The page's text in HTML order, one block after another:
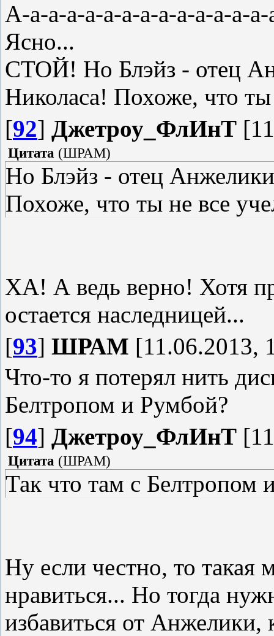
А-а-а-а-а-а-а-а-а-а-а-а-а-
Ясно...
СТОЙ! Но Блэйз - отец
Николаса! Похоже, что ты
[92] Джетроу_ФлИнТ
Цитата (ШРАМ)
Но Блэйз - отец
Похоже, что ты не все
ХА! А ведь верно! Хотя
остается наследницей...
[93] ШРАМ [11.06.2013,
Что-то я потерял нить
Белтропом и Румбой?
[94] Джетроу_ФлИнТ
Цитата (ШРАМ)
Так что там с Белтропом
Ну если честно, то
нравиться... Но тогда
избавиться от Анжелики,